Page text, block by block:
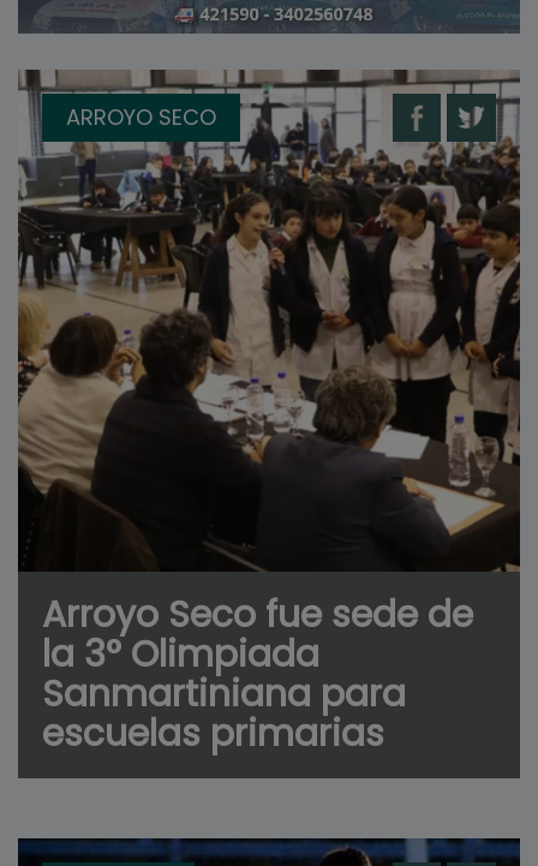
ARROYO SECO
Arroyo Seco fue sede de
la 3° Olimpiada
Sanmartiniana para
escuelas primarias